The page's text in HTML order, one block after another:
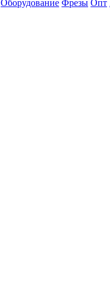
Оборудование Фрезы Опт